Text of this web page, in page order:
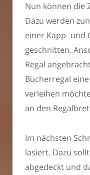
Nun können die
Dazu werden
einer Kapp- und
geschnitten.
Regal
Bücherregal eine
verleihen
an den
Im nächsten
lasiert. Dazu
abgedeckt und